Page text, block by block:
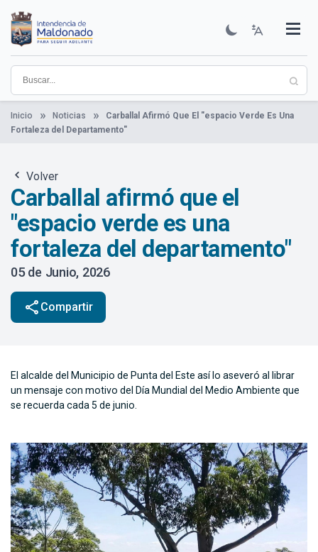
contenido
principal
Institucional
Municipios
Descubre Maldonado
Comunicación
Servicios
Guía De Trámites
Ver Noticias
Inicio Noticias
Carballal Afirmó Que El "espacio Verde Es Una
Fortaleza del Departamento"
Volver
Carballal afirmó que el
"espacio verde es una
fortaleza del departamento"
05 de Junio, 2026
share Compartir
El alcalde del Municipio de Punta del Este así lo aseveró al librar
un mensaje con motivo del Día Mundial del Medio Ambiente que
se recuerda cada 5 de junio.